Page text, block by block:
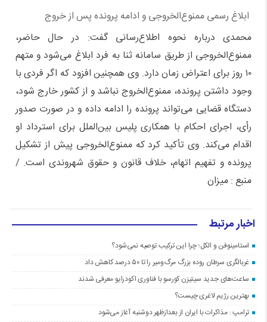
ابلاغ رسمی ممنوع‌الخروجی و ادامه پرونده پس از خروج
محمدی درباره نحوه اطلاع‌رسانی گفت: در حال حاضر،
ممنوع‌الخروجی از طریق سامانه ثنا به فرد ابلاغ می‌شود و متهم
۱۰ روز برای اعتراض زمان دارد. وی همچنین افزود که اگر فردی با
وجود داشتن پرونده، ممنوع‌الخروج نباشد و از کشور خارج شود،
دستگاه قضایی می‌تواند پرونده را ادامه داده و در صورت صدور
رأی، اجرای احکام با همکاری پلیس بین‌الملل برای استرداد او
اقدام می‌کند. وی تأکید کرد که ممنوع‌الخروجی پیش از تشکیل
پرونده و تفهیم اتهام، خلاف قانون و حقوق شهروندی است. /
منبع : میزان
اخبار مرتبط
استامینوفن و الکل؛ چرا این ترکیب توصیه نمی‌شود؟
غربالگری سرطان روده بزرگ مرگ‌ومیر را تا ۵۰ درصد کاهش داد
ساعت‌های جدید سیتیزن کورسو با فناوری اکودرایو معرفی شدند
بهترین رژیم لاغری چیست؟
ترامپ : مذاکرات با ایران از بعدازظهر دوشنبه آغاز می‌شود